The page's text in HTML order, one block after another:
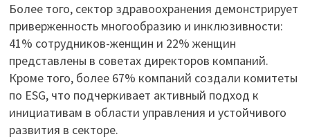
Более того, сектор здравоохранения демонстрирует
приверженность многообразию и инклюзивности:
41% сотрудников-женщин и 22% женщин
представлены в советах директоров компаний.
Кроме того, более 67% компаний создали комитеты
по ESG, что подчеркивает активный подход к
инициативам в области управления и устойчивого
развития в секторе.